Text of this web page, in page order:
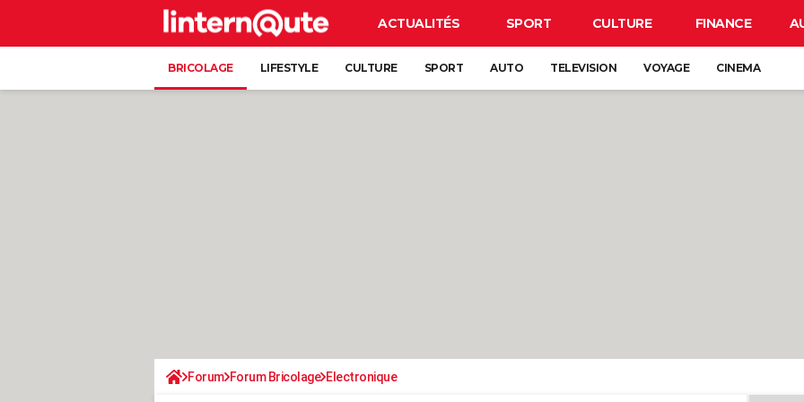
ACTUALITÉS SPORT CULTURE FINANCE
BRICOLAGE LIFESTYLE CULTURE SPORT AUTO TELEVISION VOYAGE CINEMA
Forum Forum Bricolage Electronique